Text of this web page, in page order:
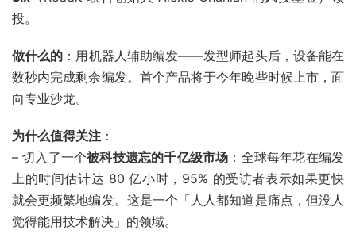
投。
做什么的 ：用机器人辅助编发——发型师起头后，设备能在
数秒内完成剩余编发。首个产品将于今年晚些时候上市，面
向专业沙龙。
为什么值得关注 ：
– 切入了一个被科技遗忘的千亿级市场 ：全球每年花在编发
上的时间估计达 80 亿小时，95% 的受访者表示如果更快
就会更频繁地编发。这是一个「人人都知道是痛点，但没人
觉得能用技术解决」的领域。